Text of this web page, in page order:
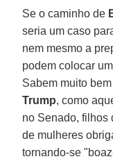
Se o caminho de
seria um caso
nem mesmo a
podem colocar
Sabem muito
Trump, como
no Senado, filhos
de mulheres
tornando-se